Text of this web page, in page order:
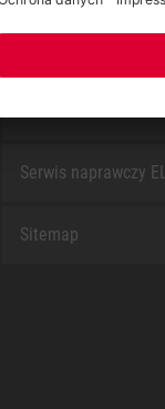
Serwis naprawczy
Sitemap